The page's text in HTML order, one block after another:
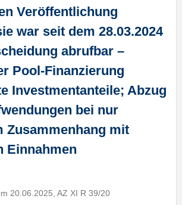
Veröffentlichung
war seit dem 28.03.2024
abrufbar –
Pool-Finanzierung
Investmentanteile; Abzug
bei nur
Zusammenhang mit
Einnahmen
20.06.2025, AZ XI R 39/20